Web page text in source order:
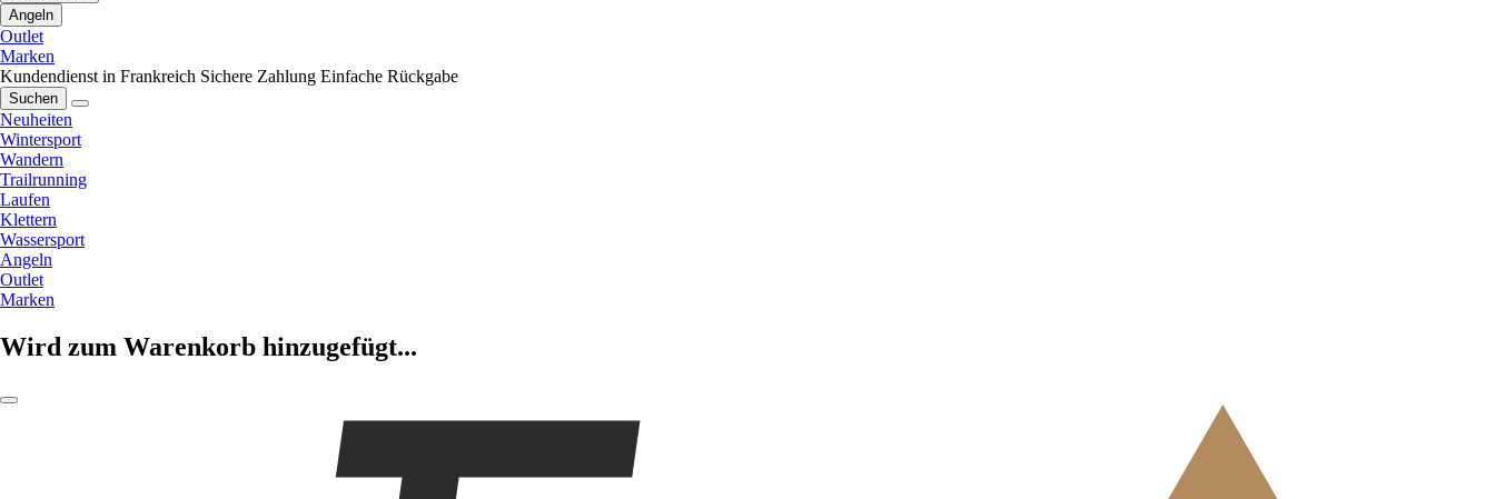
Angeln
Outlet
Marken
Kundendienst in Frankreich Sichere Zahlung Einfache Rückgabe
Suchen
Neuheiten
Wintersport
Wandern
Trailrunning
Laufen
Klettern
Wassersport
Angeln
Outlet
Marken
Wird zum Warenkorb hinzugefügt...